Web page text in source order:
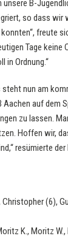
unsere B-
so dass wir
freute
Tage keine
in Ordnung.“
nun am
auf dem
zu lassen.
Hoffen wir,
resümierte
(6),
K., Moritz W.,